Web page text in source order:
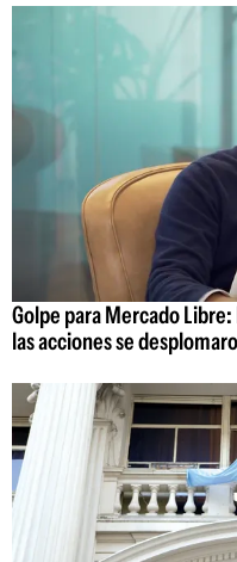
Golpe para Mercado
las acciones se